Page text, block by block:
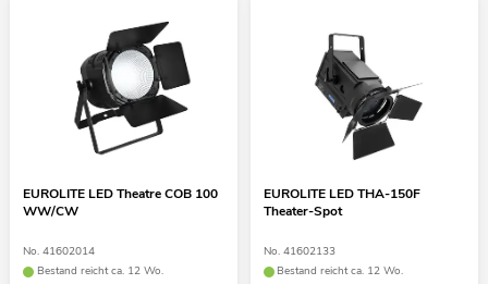
EUROLITE LED Theatre COB 100
WW/CW
No. 41602014
Bestand reicht ca. 12 Wo.
EUROLITE LED THA-150F
Theater-Spot
No. 41602133
Bestand reicht ca. 12 Wo.